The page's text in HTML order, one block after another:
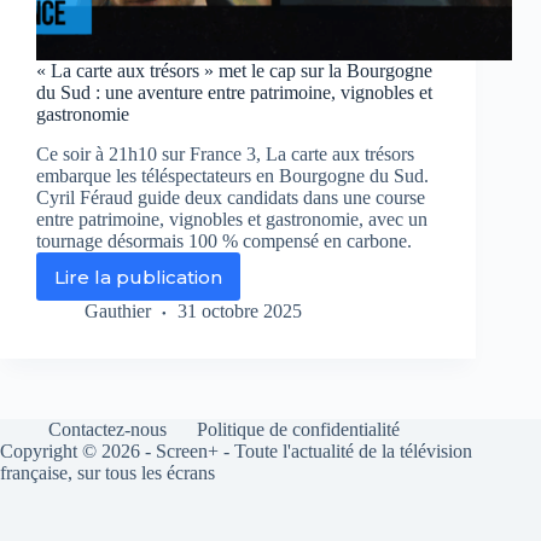
« La carte aux trésors » met le cap sur la Bourgogne
du Sud : une aventure entre patrimoine, vignobles et
gastronomie
Ce soir à 21h10 sur France 3, La carte aux trésors
embarque les téléspectateurs en Bourgogne du Sud.
Cyril Féraud guide deux candidats dans une course
entre patrimoine, vignobles et gastronomie, avec un
tournage désormais 100 % compensé en carbone.
Lire la publication
«
La
met
le
cap
Gauthier 31 octobre 2025
Contactez-nous
Politique de confidentialité
Copyright © 2026 - Screen+ - Toute l'actualité de la télévision
française, sur tous les écrans